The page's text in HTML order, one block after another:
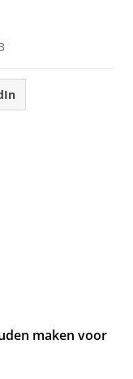
maken voor